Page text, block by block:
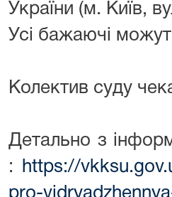
України (м. Київ,
Усі бажаючі
Колектив суду
Детально з
:
https://
pro-